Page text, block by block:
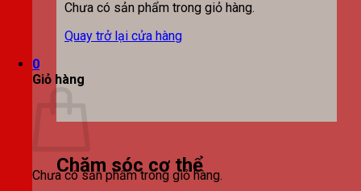
Chưa có sản phẩm trong giỏ hàng.
Quay trở lại cửa hàng
0
Giỏ hàng
Chưa có sản phẩm trong giỏ hàng.
Chăm sóc cơ thể